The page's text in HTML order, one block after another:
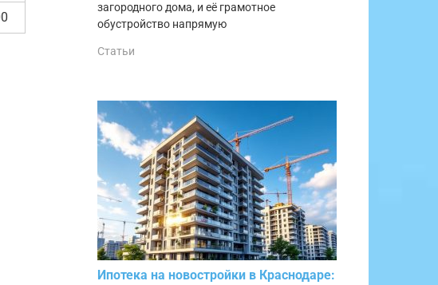
загородного дома, и её грамотное
обустройство напрямую
Статьи
Ипотека на новостройки в Краснодаре: